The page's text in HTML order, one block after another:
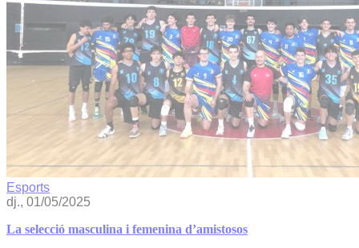
Esports
dj., 01/05/2025
La selecció masculina i femenina d’amistosos